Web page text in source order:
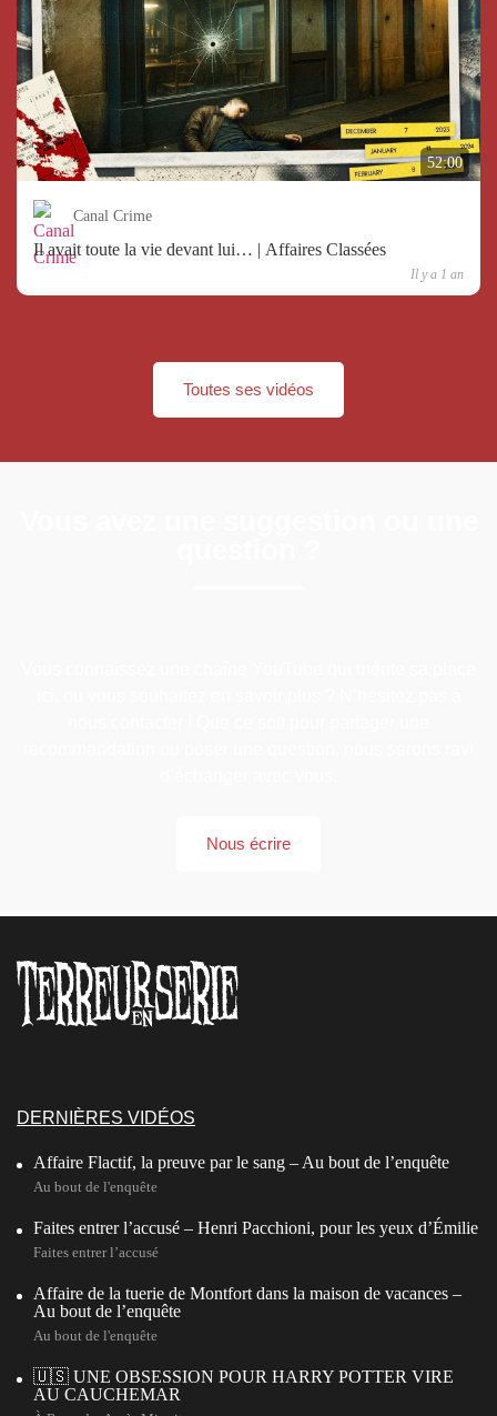
52:00
Canal Crime
Il avait toute la vie devant lui… | Affaires Classées
Il y a 1 an
Toutes ses vidéos
Nous écrire
DERNIÈRES VIDÉOS
Affaire Flactif, la preuve par le sang – Au bout de l’enquête
Au bout de l'enquête
Faites entrer l’accusé – Henri Pacchioni, pour les yeux d’Émilie
Faites entrer l’accusé
Affaire de la tuerie de Montfort dans la maison de vacances –
Au bout de l’enquête
Au bout de l'enquête
🇺🇸 UNE OBSESSION POUR HARRY POTTER VIRE
AU CAUCHEMAR